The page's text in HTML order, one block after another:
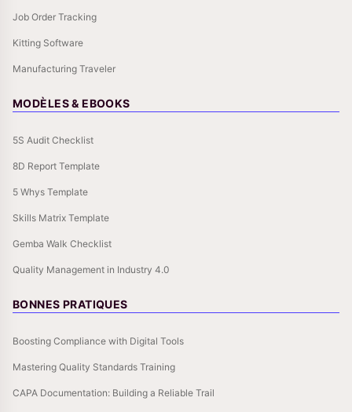
Job Order Tracking
Kitting Software
Manufacturing Traveler
MODÈLES & EBOOKS
5S Audit Checklist
8D Report Template
5 Whys Template
Skills Matrix Template
Gemba Walk Checklist
Quality Management in Industry 4.0
BONNES PRATIQUES
Boosting Compliance with Digital Tools
Mastering Quality Standards Training
CAPA Documentation: Building a Reliable Trail